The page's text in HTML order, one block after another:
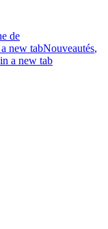
de
new tabNouveautés,
a new tab